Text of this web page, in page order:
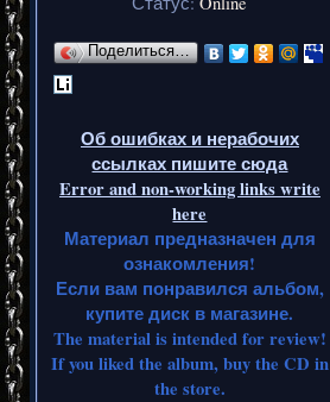
Поделиться…
Об ошибках и нерабочих
ссылках пишите сюда
Error and non-working links write
here
Материал предназначен для
ознакомления!
Если вам понравился альбом,
купите диск в магазине.
The material is intended for review!
If you liked the album, buy the CD in
the store.